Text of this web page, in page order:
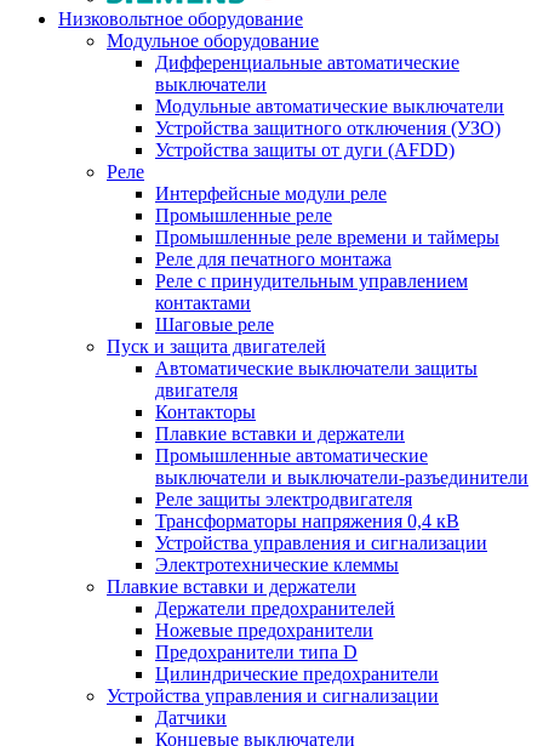
Низковольтное оборудование
Модульное оборудование
Дифференциальные автоматические
выключатели
Модульные автоматические выключатели
Устройства защитного отключения (УЗО)
Устройства защиты от дуги (AFDD)
Реле
Интерфейсные модули реле
Промышленные реле
Промышленные реле времени и таймеры
Реле для печатного монтажа
Реле с принудительным управлением
контактами
Шаговые реле
Пуск и защита двигателей
Автоматические выключатели защиты
двигателя
Контакторы
Плавкие вставки и держатели
Промышленные автоматические
выключатели и выключатели-разъединители
Реле защиты электродвигателя
Трансформаторы напряжения 0,4 кВ
Устройства управления и сигнализации
Электротехнические клеммы
Плавкие вставки и держатели
Держатели предохранителей
Ножевые предохранители
Предохранители типа D
Цилиндрические предохранители
Устройства управления и сигнализации
Датчики
Концевые выключатели